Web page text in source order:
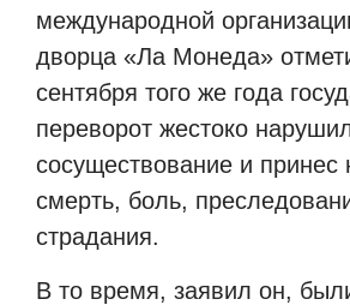
международной
дворца «Ла Монеда»
сентября того же года
переворот жестоко
сосуществование и принес
смерть, боль,
страдания.
В то время, заявил он,